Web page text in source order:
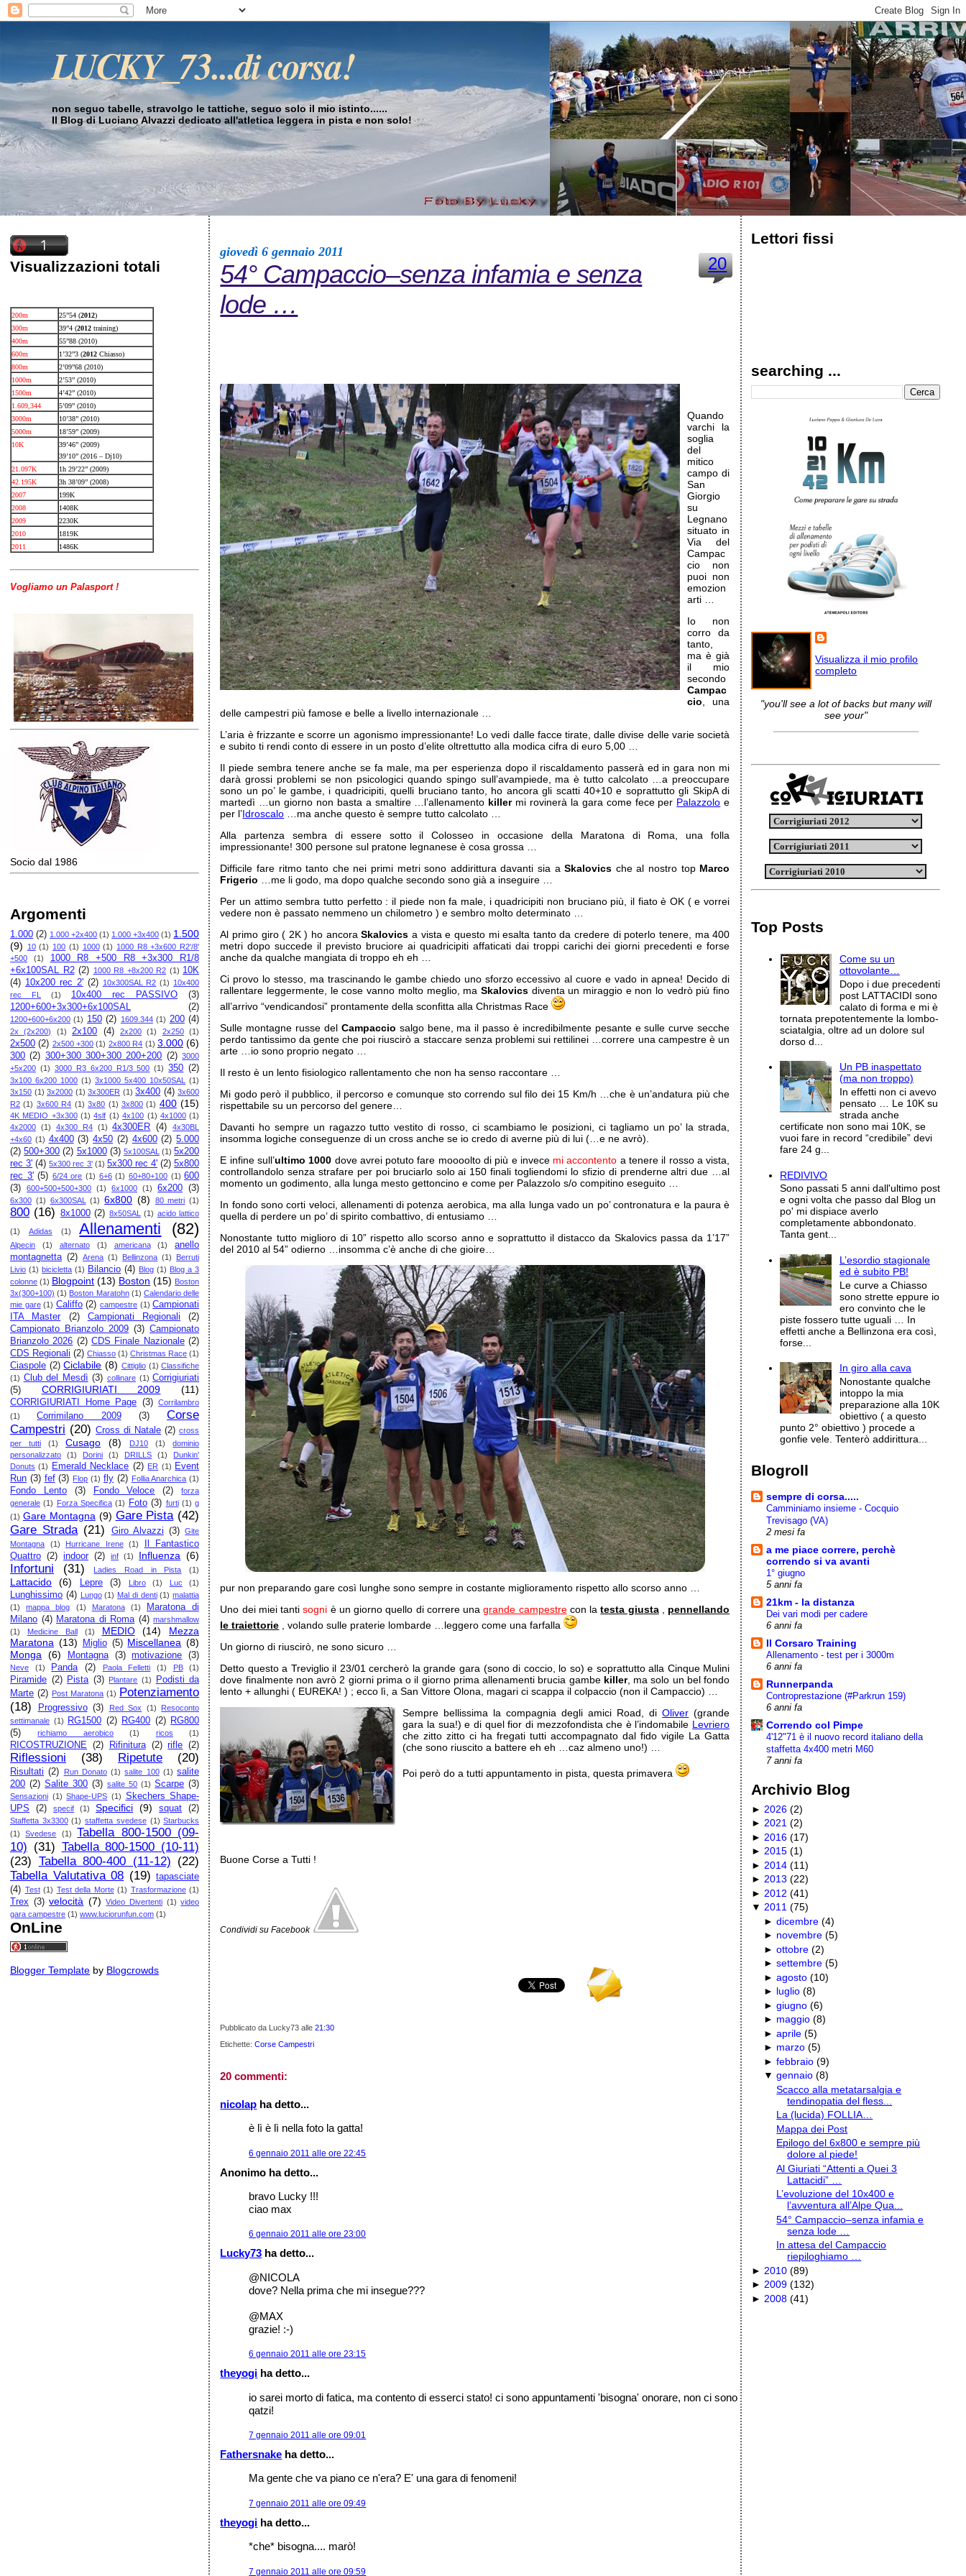
LUCKY_73...di corsa!
non seguo tabelle, stravolgo le tattiche, seguo solo il mio istinto......
Il Blog di Luciano Alvazzi dedicato all'atletica leggera in pista e non solo!
Visualizzazioni totali
200m 25”54 (2012)
300m
39”4 (2012 training)
400m
55”88 (2010)
600m
1’32”3 (2012 Chiasso)
800m
2’09”68 (2010)
1000m
2’53” (2010)
1500m
4’42” (2010)
1.609,344
5’09” (2010)
3000m
10’38” (2010)
5000m
18’59” (2009)
10K
39’46” (2009)
39’10” (2016 – Dj10)
21.097K
1h 29’22” (2009)
42.195K
3h 38’09” (2008)
2007
199K
2008
1408K
2009
2230K
2010
1819K
2011
1486K
Vogliamo un Palasport !
Socio dal 1986
Argomenti
1.000 (2) 1.000 +2x400 (1) 1.000 +3x400 (1) 1.500
(9)
10 (1) 100 (1) 1000 (1) 1000 R8 +3x600 R2'/8'
+500
(1)
1000 R8 +500 R8 +3x300 R1/8
+6x100SAL R2 (2) 1000 R8 +8x200 R2 (1) 10K
(4) 10x200 rec 2' (2) 10x300SAL R2 (1) 10x400
rec FL
(1) 10x400 rec PASSIVO
(3)
1200+600+3x300+6x100SAL
(2)
1200+600+6x200 (1) 150 (2) 1609.344 (1) 200 (4)
2x (2x200) (1) 2x100 (4) 2x200 (1) 2x250 (1)
2x500 (2) 2x500 +300 (1) 2x800 R4 (1) 3.000 (6)
300 (2) 300+300 300+300 200+200 (2) 3000
+5x200 (1) 3000 R3 6x200 R1/3 500 (1) 350 (2)
3x100 6x200 1000 (1) 3x1000 5x400 10x50SAL
(1)
3x150 (1) 3x2000 (1) 3x300ER (1) 3x400 (4) 3x600
R2 (1) 3x600 R4 (1) 3x80 (1) 3x800 (1) 400 (15)
4K MEDIO +3x300 (1) 4slf (1) 4x100 (1) 4x1000 (1)
4x2000 (1) 4x300 R4 (1) 4x300ER (4)
4x30BL
+4x60 (1) 4x400 (3) 4x50 (2) 4x600 (2) 5.000
(2) 500+300 (2) 5x1000 (3) 5x100SAL (1) 5x200
rec 3' (4) 5x300 rec 3' (1) 5x300 rec 4' (2) 5x800
rec 3' (5) 6/24 ore (1) 6+6 (1) 60+80+100 (1) 600
(3)
600+500+500+300 (1) 6x1000 (1) 6x200 (3)
6x300 (1) 6x300SAL (1) 6x800 (8) 80 metri (1)
800 (16) 8x1000 (2) 8x50SAL (1) acido lattico
(1) Adidas (1) Allenamenti (82)
Alpecin (1) alternato (1) americana (1)
anello
montagnetta (2) Arena (1) Bellinzona (1)
Berruti
Livio (1) bicicletta (1) Bilancio (4) Blog (1) Blog a 3
colonne (1) Blogpoint (13) Boston (15) Boston
3x(300+100) (1) Boston Maratohn (1) Calendario delle
mie gare (1) Califfo (2) campestre (1) Campionati
ITA Master
(2) Campionati Regionali
(2)
Campionato Brianzolo 2009 (3) Campionato
Brianzolo 2026 (2) CDS Finale Nazionale (2)
CDS Regionali (2) Chiasso (1) Christmas Race (1)
Ciaspole (2) Ciclabile (8) Cittiglio (1) Classifiche
(1) Club del Mesdì (3) collinare (1) Corrigiuriati
(5)
CORRIGIURIATI 2009 (11)
CORRIGIURIATI Home Page (3)
Corrilambro
(1)
Corrimilano 2009 (3)
Corse
Campestri (20) Cross di Natale (2) cross
per tutti
(1) Cusago (8) DJ10 (1)
dominio
personalizzato
(1) Dorini (1) DRILLS (1)
Dunkin'
Donuts (1) Emerald Necklace (2) ER (1) Event
Run (3) fef (3) Flop (1) fly (2) Follia Anarchica (1)
Fondo Lento (3) Fondo Veloce (2)
forza
generale (1) Forza Specifica (1) Foto (3) furti (1) g
(1) Gare Montagna (9) Gare Pista (42)
Gare Strada (21) Giro Alvazzi (3)
Gite
Montagna
(1) Hurricane Irene (1)
Il Fantastico
Quattro (2) indoor (2) inf (1) Influenza (6)
Infortuni (31) Ladies Road in Pista (1)
Lattacido (6) Lepre (3) Libro (1) Luc (1)
Lunghissimo (4) Lungo (1) Mal di denti (1) malattia
(1)
mappa blog (1) Maratona (1)
Maratona di
Milano (4) Maratona di Roma (4) marshmallow
(1)
Medicine Ball (1) MEDIO (14)
Mezza
Maratona (13) Miglio (5) Miscellanea (8)
Monga
(6) Montagna (3) motivazione (3)
Neve (1) Panda (2) Paola Felletti (1) PB (1)
Piramide (2) Pista (3) Plantare (1)
Podisti da
Marte (2) Post Maratona (1) Potenziamento
(18)
Progressivo (3) Red Sox (1)
Resoconto
settimanale (1) RG1500 (2) RG400 (2) RG800
(5)
richiamo aerobico (1) ricos (1)
RICOSTRUZIONE (2) Rifinitura (2) rifle (2)
Riflessioni (38) Ripetute (20)
Risultati (2) Run Donato (1) salite 100 (1) salite
200 (2) Salite 300 (3) salite 50 (1) Scarpe (3)
Sensazioni (1) Shape-UPS (1) Skechers Shape-
UPS
(2) specif (1) Specifici (9) squat (2)
Staffetta 3x3300 (1) staffetta svedese (1) Starbucks
(1)
Svedese (1)
Tabella 800-1500 (09-
10) (31) Tabella 800-1500 (10-11)
(23) Tabella 800-400 (11-12) (22)
Tabella Valutativa 08 (19) tapasciate
(4) Test (1) Test della Morte (1) Trasformazione (1)
Trex (3) velocità (7) Video Divertenti (1) video
gara campestre (1) www.luciorunfun.com (1)
OnLine
Blogger Template by Blogcrowds
giovedì 6 gennaio 2011
20
54° Campaccio–senza infamia e senza
lode …
Quando
varchi la
soglia
del
mitico
campo di
San
Giorgio
su
Legnano
situato in
Via del
Campac
cio non
puoi non
emozion
arti …
Io non
corro da
tanto,
ma è già
il mio
secondo
Campac
cio , una
delle campestri più famose e belle a livello internazionale …
L’aria è frizzante e scorre un agonismo impressionante! Lo vedi dalle facce tirate, dalle divise delle varie società
e subito ti rendi conto di essere in un posto d’elite oltrettutto alla modica cifra di euro 5,00 …
Il piede sembra tenere anche se fa male, ma per esperienza dopo il riscaldamento passerà ed in gara non mi
darà grossi problemi se non psicologici quando spingo sull’avampiede, ma è tutto calcolato …a preoccupare
sono un po’ le gambe, i quadricipiti, quelli bruciano tanto, ho ancora gli scatti 40+10 e soprattutto gli SkipA di
martedì …un giorno non basta a smaltire …l’allenamento killermi rovinerà la gara come fece per Palazzolo e
per l’Idroscalo …ma anche questo è sempre tutto calcolato …
Alla partenza sembra di essere sotto il Colosseo in occasione della Maratona di Roma, una folla
impressionante! 300 persone sul pratone legnanese è cosa grossa …
Difficile fare ritmo tanto che nei primi metri sono addirittura davanti sia aSkalovics che al nostro top Marco
Frigerio …me li godo, ma dopo qualche secondo sono già a inseguire …
Per un attimo sembra tutto perfetto : il piede non fa male, i quadricipiti non bruciano più, il fiato è OK ( e vorrei
vedere non è passato nemmeno un chilometro ) e sembro molto determinato …
Al primo giro ( 2K ) ho ancoraSkalovics a vista e questo mi esalta tanto da credere di poterlo tenere, ma 400
metri dopo succede il previsto bruciore ai quadricipiti affaticati dai troppi carichi dei giorni precedenti e forse
anche da qualche mangiata di troppo eh eh …
Ci provo lo stesso, ma trascinando le gambe chiedo uno sforzo eccessivo al cuore e vado in apnea! Decido di
rallentare leggermente, le cose vanno molto meglio, ma Skalovicsdiventa un miraggio e non lo vedrò più fino
all’arrivo “vendicandosi” prontamente della sconfitta alla Christmas Race
Sulle montagne russe del Campaccio salgo bene, ma il passo è incredibilmente pesante e sulle curve secche
perdo tantissimo da gente che poi riuscirò a staccare senza problemi sui rettilinei …correre una campestre è un
arte …io sono proprio negato …
Il resto è un lento fisiologico rallentamento che non ha senso raccontare …
Mi godo però il pubblico, il percorso e comunque sto correndo sul filo dei 15 Km/h …che è un’andatura più che
rispettabile su un percorso del genere…
Davanti ho sempre un ragazzo tutto vestito di rosso, ci scambiamo le posizioni, ci tagliamo un po’ la strada,
insomma logiche conseguenze di un cross anche se io credo di averne più di lui (…e ne avrò).
E infine sull’ultimo 1000 dove avrei potuto fare moooolto di più e invece mi accontento a tenere il rosso a vista,
controllandolo senza strafare per poi bruciarlo solo ai 150 finali togliendomi lo sfizio di prenderne altri due …al
momento un godimento, alla lunga mesto gettoncino e come per Palazzolo s/o compitino eseguito …
In fondo sono corti veloci, allenamenti di potenza aerobica, ma alla lunga vado un po’ contronatura e la paura è
quella di perdere un po’ di spirito combattivo, di entusiamo …
Nonostante tutto miglioro di 10” rispetto allo scorso anno e soprattutto il distacco da Skalovics passa da 1’17”
del 2010 al 54” odierno …insomma c’è anche di che gioire…
pur non preparando gare così lunghe sono sempre in costante miglioramento rispetto allo scorso anno …
Uno dei miei tantisogni è un giorno quello di correre unagrande campestrecon latesta giusta, pennellando
le traiettorie , volando sulle praterie lombarde …leggero come una farfalla
Un giorno di riuscirò, ne sono sicuro …
Detto questo a Treviglio il 23/01 cercherò la grande gara (sono di coccio, lo so) e soprattutto alla Cinque Mulini
dove finalmente non avrò 2 giorni prima o il giorno prima allenamenti brucia gambe killer, ma solo un bel fondo
lento + allunghi ( EUREKA! ) ; ecco lì, a San Vittore Olona, magari ci scappa il colpaccio (non il Campaccio) …
Sempre bellissima la compagnia degli amici Road, diOliver (grande
gara la sua!) e di quel fior di mezzofondista che è l’indomabile Levriero
che zitto zitto ci ha fregati tutti accompagnato dal fido vigile La Gatta
(che sono riuscito a battere eh eh …caz almeno uno!) …
Poi però do a tutti appuntamento in pista, questa primavera
Buone Corse a Tutti !
Condividi su Facebook
Pubblicato da Lucky73alle21:30
Etichette:Corse Campestri
20 commenti:
nicolap ha detto...
è lì è lì nella foto la gatta!
6 gennaio 2011 alle ore 22:45
Anonimo ha detto...
bravo Lucky !!!
ciao max
6 gennaio 2011 alle ore 23:00
Lucky73 ha detto...
@NICOLA
dove? Nella prima che mi insegue???
@MAX
grazie! :-)
6 gennaio 2011 alle ore 23:15
theyogi ha detto...
io sarei morto di fatica, ma contento di esserci stato! ci sono appuntamenti 'bisogna' onorare, non ci sono
qatzi!
7 gennaio 2011 alle ore 09:01
Fathersnake ha detto...
Ma gente che va piano ce n'era? E' una gara di fenomeni!
7 gennaio 2011 alle ore 09:49
theyogi ha detto...
*che* bisogna.... marò!
7 gennaio 2011 alle ore 09:59
Lettori fissi
searching ...
Visualizza il mio profilo
completo
"you'll see a lot of backs but many will
see your"
Top Posts
Come su un
ottovolante…
Dopo i due precedenti
post LATTACIDI sono
calato di forma e mi è
tornata prepotentemente la lombo-
sciatalgia, oltre ad un dolore sul
dorso d...
Un PB inaspettato
(ma non troppo)
In effetti non ci avevo
pensato … Le 10K su
strada anche
certificate non sono mai 10K, se
vuoi fare in record “credibile” devi
fare 24 g...
REDIVIVO
Sono passati 5 anni dall'ultimo post
e ogni volta che passo dal Blog un
po' mi dispiace averlo
completamente abbondonato.
Tanta gent...
L’esordio stagionale
ed è subito PB!
Le curve a Chiasso
sono strette eppure io
ero convinto che le
piste fossero tutte uguali … In
effetti anche a Bellinzona era così,
forse...
In giro alla cava
Nonostante qualche
intoppo la mia
preparazione alla 10K
obiettivo ( a questo
punto 2° obiettivo ) procede a
gonfie vele. Tenterò addirittura...
Blogroll
sempre di corsa.....
Camminiamo insieme - Cocquio
Trevisago (VA)
2 mesi fa
a me piace correre, perchè
correndo si va avanti
1° giugno
5 anni fa
21km - la distanza
Dei vari modi per cadere
6 anni fa
Il Corsaro Training
Allenamento - test per i 3000m
6 anni fa
Runnerpanda
Controprestazione (#Parkrun 159)
6 anni fa
Correndo col Pimpe
4'12"71 è il nuovo record italiano della
staffetta 4x400 metri M60
7 anni fa
Archivio Blog
► 2026 (2)
►2021 (2)
► 2016 (17)
►2015 (1)
► 2014 (11)
►2013 (22)
► 2012 (41)
▼2011 (75)
►dicembre (4)
► novembre (5)
►ottobre (2)
►settembre (5)
►agosto (10)
► luglio (8)
►giugno (6)
► maggio (8)
►aprile (5)
► marzo (5)
►febbraio (9)
▼gennaio (8)
Scacco alla metatarsalgia e
tendinopatia del fless...
La (lucida) FOLLIA…
Mappa dei Post
Epilogo del 6x800 e sempre più
dolore al piede!
Al Giuriati “Attenti a Quei 3
Lattacidi” …
L’evoluzione del 10x400 e
l’avventura all’Alpe Qua...
54° Campaccio–senza infamia e
senza lode …
In attesa del Campaccio
riepiloghiamo …
► 2010 (89)
►2009 (132)
► 2008 (41)